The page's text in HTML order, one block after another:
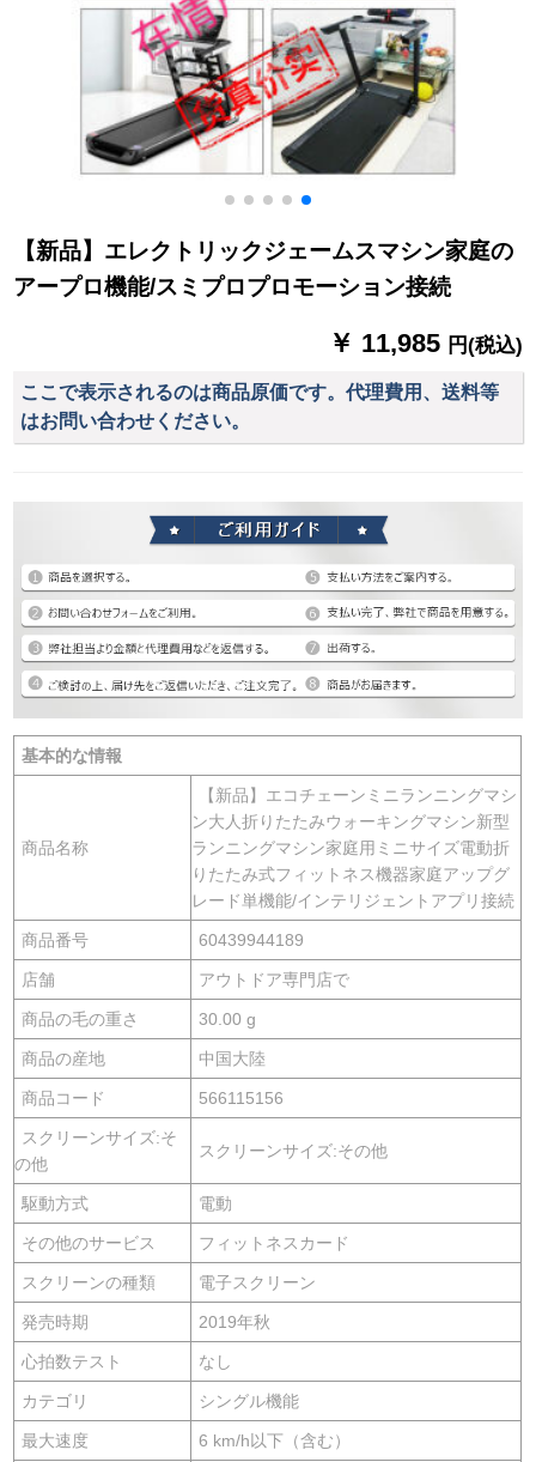
【新品】エレクトリックジェームスマシン家庭の
アープロ機能/スミプロプロモーション接続
￥ 11,985 円(税込)
ここで表示されるのは商品原価です。代理費用、送料等
はお問い合わせください。
基本的な情報
商品名称
【新品】エコチェーンミニランニングマシ
ン大人折りたたみウォーキングマシン新型
ランニングマシン家庭用ミニサイズ電動折
りたたみ式フィットネス機器家庭アップグ
レード単機能/インテリジェントアプリ接続
商品番号 60439944189
店舗 アウトドア専門店で
商品の毛の重さ 30.00 g
商品の産地 中国大陸
商品コード 566115156
スクリーンサイズ:そ
の他
スクリーンサイズ:その他
駆動方式 電動
その他のサービス フィットネスカード
スクリーンの種類 電子スクリーン
発売時期 2019年秋
心拍数テスト なし
カテゴリ シングル機能
最大速度 6 km/h以下（含む）